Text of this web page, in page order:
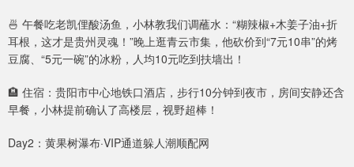
🍜 午餐吃老凯俚酸汤鱼，小林教我们调蘸水：“糊辣椒+木姜子油+折
耳根，这才是贵州灵魂！”晚上逛青云市集，他砍价到“7元10串”的烤
豆腐、“5元一碗”的冰粉，人均10元吃到扶墙出！
🏨 住宿：贵阳市中心地铁口酒店，步行10分钟到夜市，房间安静还含
早餐，小林提前确认了高楼层，视野超棒！
Day2：黄果树瀑布·VIP通道躲人潮顺配网